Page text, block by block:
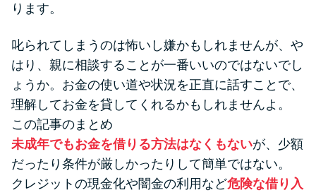
ります。
叱られてしまうのは怖いし嫌かもしれませんが、や
はり、親に相談することが一番いいのではないでし
ょうか。お金の使い道や状況を正直に話すことで、
理解してお金を貸してくれるかもしれませんよ。
この記事のまとめ
未成年でもお金を借りる方法はなくもないが、少額
だったり条件が厳しかったりして簡単ではない。
クレジットの現金化や闇金の利用など危険な借り入